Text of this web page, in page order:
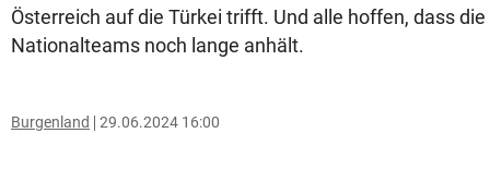
Österreich auf die Türkei trifft. Und alle hoffen, dass
Nationalteams noch lange anhält.
Burgenland 29.06.2024 16:00